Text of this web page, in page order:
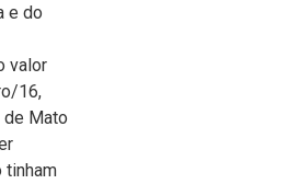
e do
valor
16,
de Mato
tinham